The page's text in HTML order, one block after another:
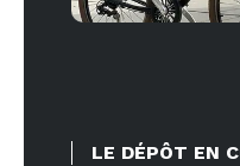
LE DÉPÔT EN